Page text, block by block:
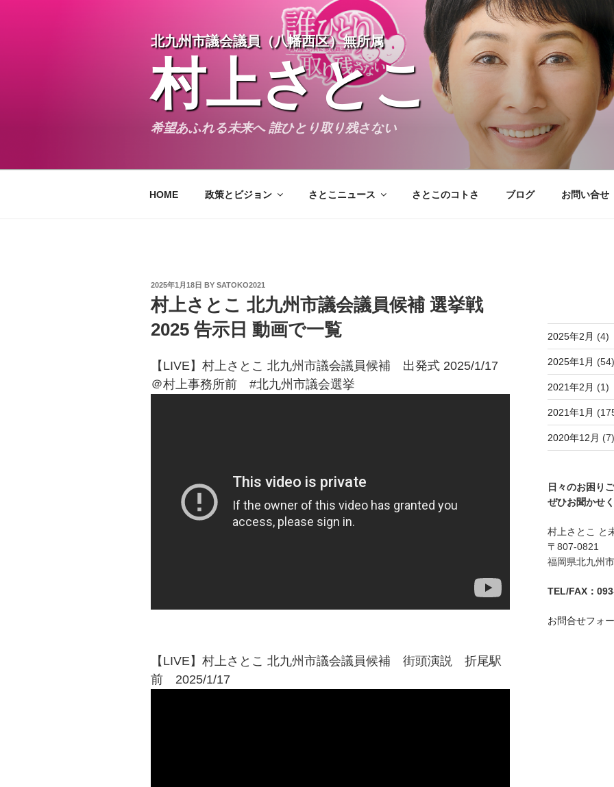
北九州市議会議員（八幡西区）無所属
村上さとこ
希望あふれる未来へ 誰ひとり取り残さない
HOME 政策とビジョン さとこニュース さとこのコトさ ブログ お問い合せ
POSTED
ON
2025年1月18日 BY SATOKO2021
村上さとこ 北九州市議会議員候補 選挙戦
2025 告示日 動画で一覧
【LIVE】村上さとこ 北九州市議会議員候補 出発式 2025/1/17
＠村上事務所前 #北九州市議会選挙
【LIVE】村上さとこ 北九州市議会議員候補 街頭演説 折尾駅
前 2025/1/17
2025年2月 (4)
2025年1月 (54)
2021年2月 (1)
2021年1月
2020年12月 (7)
日々のお困り
ぜひお聞かせ
村上さとこ と
〒807-0821
福岡県北九州
TEL/FAX：
お問合せフォ